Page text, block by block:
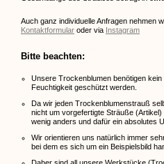
Auch ganz individuelle Anfragen nehmen
Kontaktformular oder via Instagram
Bitte beachten:
Unsere Trockenblumen benötigen
Feuchtigkeit geschützt werden.
Da wir jeden Trockenblumenstrauß
nicht um vorgefertigte Sträuße
wenig anders und dafür ein absolutes
Wir orientieren uns natürlich immer
bei dem es sich um ein Beispielsbild